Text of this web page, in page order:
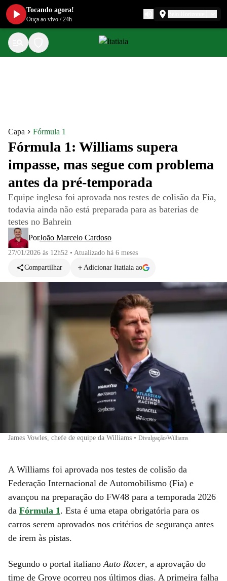
Capa Fórmula 1
Fórmula 1: Williams supera
impasse, mas segue com problema
antes da pré-temporada
Equipe inglesa foi aprovada nos testes de colisão da Fia,
todavia ainda não está preparada para as baterias de
testes no Bahrein
PorJoão Marcelo Cardoso
27/01/2026 às 12h52 • Atualizado há 6 meses
Compartilhar
Adicionar Itatiaia ao
James Vowles, chefe de equipe da Williams • Divulgação/Williams
A Williams foi aprovada nos testes de colisão da
Federação Internacional de Automobilismo (Fia) e
avançou na preparação do FW48 para a temporada 2026
da Fórmula 1 . Esta é uma etapa obrigatória para os
carros serem aprovados nos critérios de segurança antes
de irem às pistas.
Segundo o portal italiano Auto Racer, a aprovação do
time de Grove ocorreu nos últimos dias. A primeira falha
Tocando agora!
Ouça ao vivo /24h